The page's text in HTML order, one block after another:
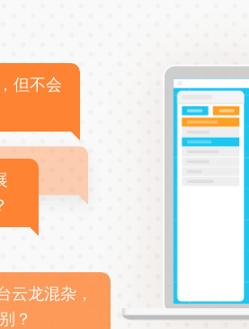
但不会
云龙混杂，
？